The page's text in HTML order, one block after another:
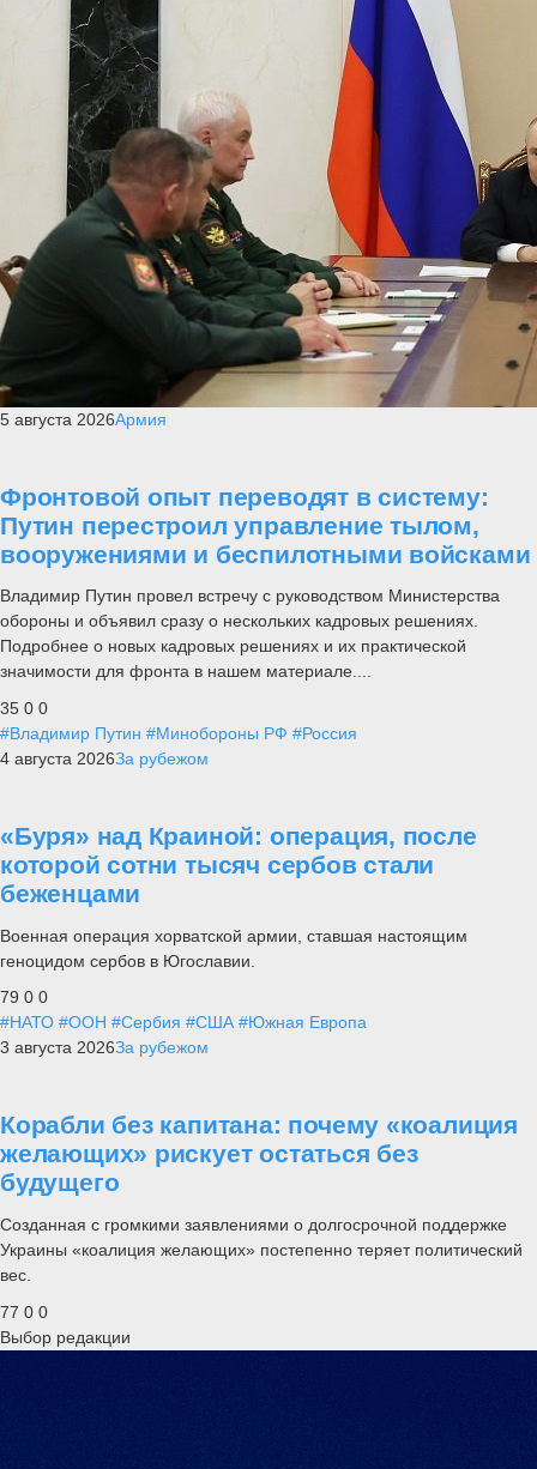
5 августа 2026Армия
Фронтовой опыт переводят в систему:
Путин перестроил управление тылом,
вооружениями и беспилотными войсками
Владимир Путин провел встречу с руководством Министерства
обороны и объявил сразу о нескольких кадровых решениях.
Подробнее о новых кадровых решениях и их практической
значимости для фронта в нашем материале....
35 0 0
#Владимир Путин #Минобороны РФ #Россия
4 августа 2026За рубежом
«Буря» над Краиной: операция, после
которой сотни тысяч сербов стали
беженцами
Военная операция хорватской армии, ставшая настоящим
геноцидом сербов в Югославии.
79 0 0
#НАТО #ООН #Сербия #США #Южная Европа
3 августа 2026За рубежом
Корабли без капитана: почему «коалиция
желающих» рискует остаться без
будущего
Созданная с громкими заявлениями о долгосрочной поддержке
Украины «коалиция желающих» постепенно теряет политический
вес.
77 0 0
Выбор редакции